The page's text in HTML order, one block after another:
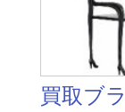
買取ブ